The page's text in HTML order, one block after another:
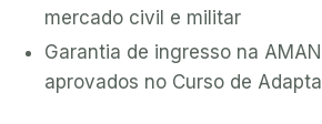
mercado civil e militar
Garantia de ingresso na
aprovados no Curso de